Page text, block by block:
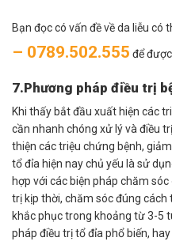
Bạn đọc có vấn đề về da liễu có
– 0789.502.555 để
7.Phương pháp điều trị
Khi thấy bắt đầu xuất hiện các
cần nhanh chóng xử lý và điều
thiện các triệu chứng bệnh,
tổ đỉa hiện nay chủ yếu là sử
hợp với các biện pháp chăm
trị kịp thời, chăm sóc đúng
khắc phục trong khoảng từ 3-5
pháp điều trị tổ đỉa phổ biến,